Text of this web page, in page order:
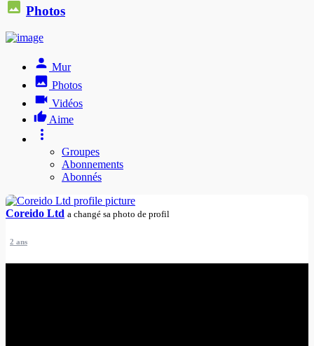
Photos
Mur
Photos
Vidéos
Aime
Groupes
Abonnements
Abonnés
Coreido Ltd a changé sa photo de profil
2 ans